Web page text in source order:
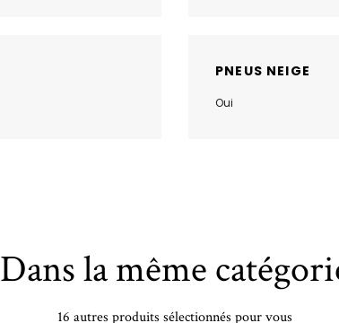
PNEUS NEIGE
Oui
Dans la même
16 autres produits sélectionnés pour vous